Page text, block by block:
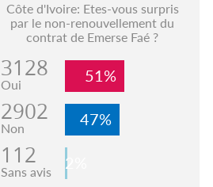
Côte d'Ivoire: Etes-vous surpris
par le non-renouvellement du
contrat de Emerse Faé ?
3128
Oui 51%
2902
Non 47%
112
Sans avis 2%